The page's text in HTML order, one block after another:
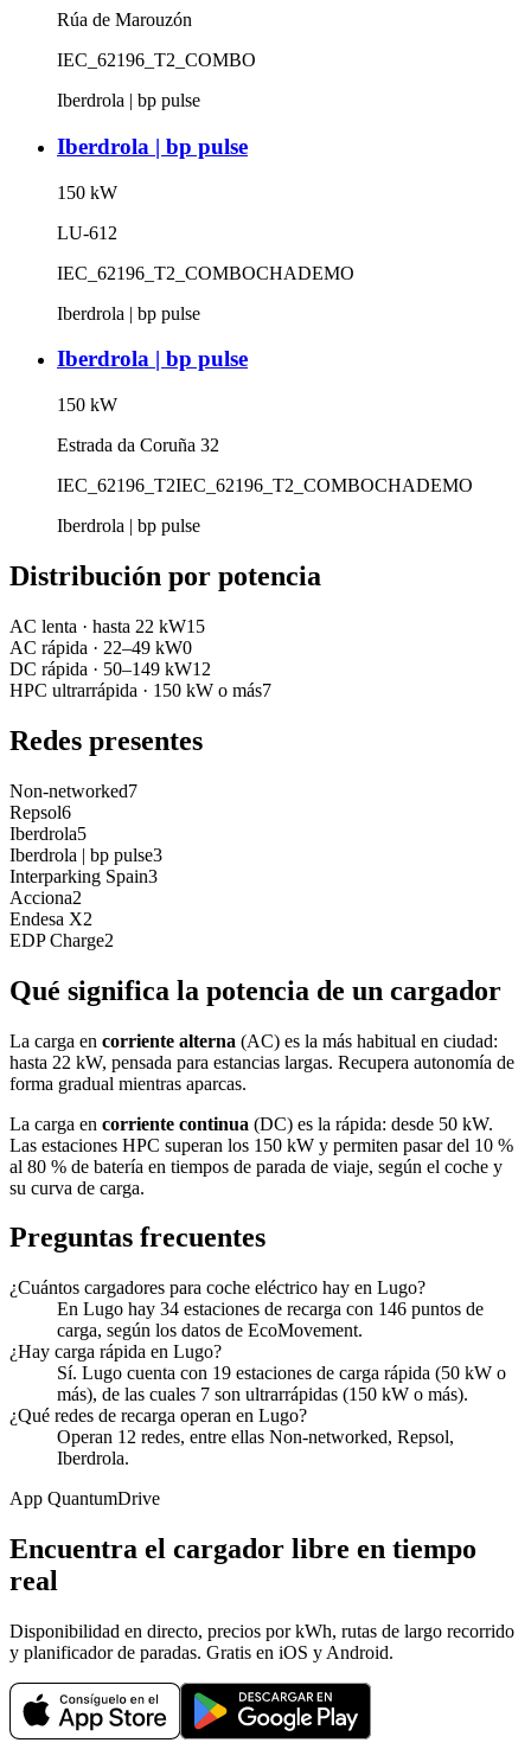
Rúa de Marouzón
IEC_62196_T2_COMBO
Iberdrola | bp pulse
Iberdrola | bp pulse
150 kW
LU-612
IEC_62196_T2_COMBOCHADEMO
Iberdrola | bp pulse
Iberdrola | bp pulse
150 kW
Estrada da Coruña 32
IEC_62196_T2IEC_62196_T2_COMBOCHADEMO
Iberdrola | bp pulse
Distribución por potencia
AC lenta · hasta 22 kW15
AC rápida · 22–49 kW0
DC rápida · 50–149 kW12
HPC ultrarrápida · 150 kW o más7
Redes presentes
Non-networked7
Repsol6
Iberdrola5
Iberdrola | bp pulse3
Interparking Spain3
Acciona2
Endesa X2
EDP Charge2
Qué significa la potencia de un cargador
La carga en corriente alterna (AC) es la más habitual en ciudad:
hasta 22 kW, pensada para estancias largas. Recupera autonomía de
forma gradual mientras aparcas.
La carga en corriente continua (DC) es la rápida: desde 50 kW.
Las estaciones HPC superan los 150 kW y permiten pasar del 10 %
al 80 % de batería en tiempos de parada de viaje, según el coche y
su curva de carga.
Preguntas frecuentes
¿Cuántos cargadores para coche eléctrico hay en Lugo?
En Lugo hay 34 estaciones de recarga con 146 puntos de
carga, según los datos de EcoMovement.
¿Hay carga rápida en Lugo?
Sí. Lugo cuenta con 19 estaciones de carga rápida (50 kW o
más), de las cuales 7 son ultrarrápidas (150 kW o más).
¿Qué redes de recarga operan en Lugo?
Operan 12 redes, entre ellas Non-networked, Repsol,
Iberdrola.
App QuantumDrive
Encuentra el cargador libre en tiempo
real
Disponibilidad en directo, precios por kWh, rutas de largo recorrido
y planificador de paradas. Gratis en iOS y Android.